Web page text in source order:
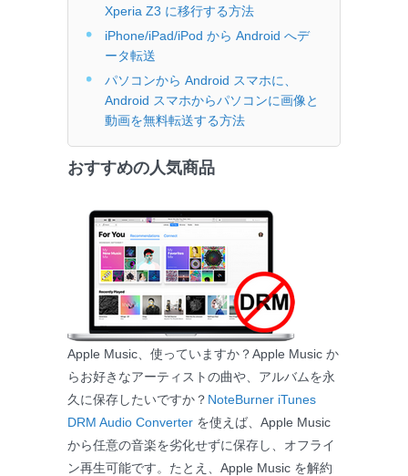
Xperia Z3 に移行する方法
iPhone/iPad/iPod から Android へデ
ータ転送
パソコンから Android スマホに、
Android スマホからパソコンに画像と
動画を無料転送する方法
おすすめの人気商品
Apple Music、使っていますか？Apple Music か
らお好きなアーティストの曲や、アルバムを永
久に保存したいですか？ NoteBurner iTunes
DRM Audio Converter を使えば、Apple Music
から任意の音楽を劣化せずに保存し、オフライ
ン再生可能です。たとえ、Apple Music を解約